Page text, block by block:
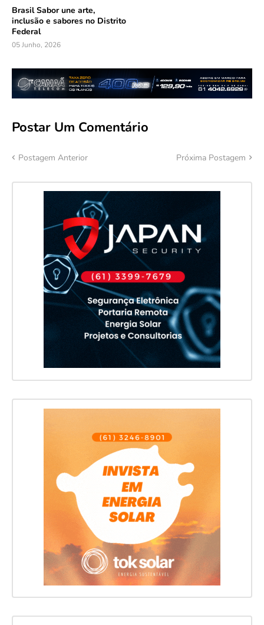
Brasil Sabor une arte,
inclusão e sabores no Distrito
Federal
05 Junho, 2026
Postar Um Comentário
Postagem Anterior Próxima Postagem